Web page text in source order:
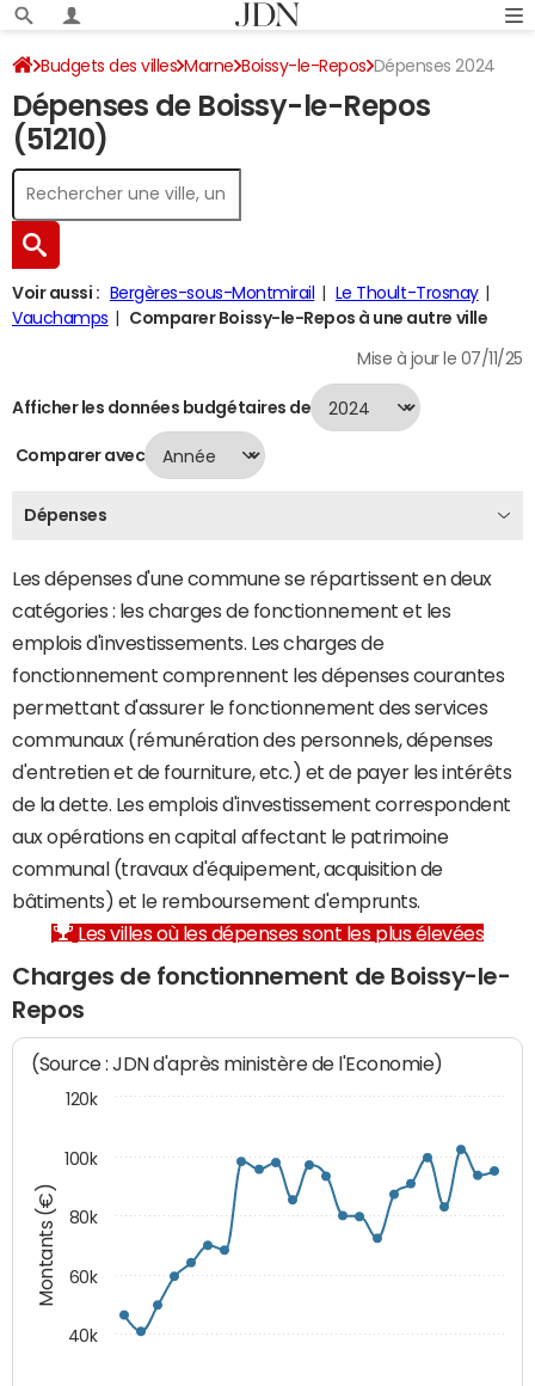
Budgets des villes Marne Boissy-le-Repos Dépenses 2024
Dépenses de Boissy-le-Repos
(51210)
Voir aussi : Bergères-sous-Montmirail
Le Thoult-Trosnay
Vauchamps
Comparer Boissy-le-Repos à une autre ville
Mise à jour le 07/11/25
Afficher les données budgétaires de
Comparer avec
Dépenses
Les dépenses d'une commune se répartissent en deux
catégories : les charges de fonctionnement et les
emplois d'investissements. Les charges de
fonctionnement comprennent les dépenses courantes
permettant d'assurer le fonctionnement des services
communaux (rémunération des personnels, dépenses
d'entretien et de fourniture, etc.) et de payer les intérêts
de la dette. Les emplois d'investissement correspondent
aux opérations en capital affectant le patrimoine
communal (travaux d'équipement, acquisition de
bâtiments) et le remboursement d'emprunts.
Les villes où les dépenses sont les plus élevées
Charges de fonctionnement de Boissy-le-
Repos
Montants (€)
(Source : JDN d'après ministère de l'Economie)
40k
60k
80k
100k
120k